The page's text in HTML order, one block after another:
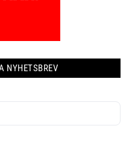
NYHETSBREV